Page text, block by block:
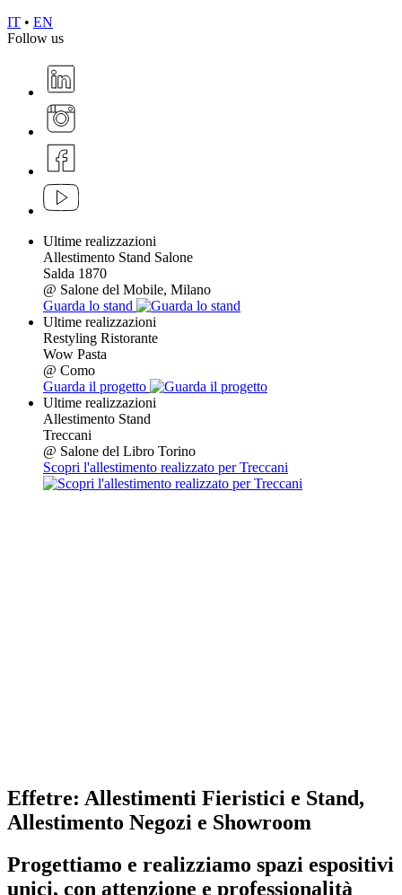
IT • EN
Follow us
Ultime realizzazioni
Allestimento Stand Salone
Salda 1870
@ Salone del Mobile, Milano
Guarda lo stand
Ultime realizzazioni
Restyling Ristorante
Wow Pasta
@ Como
Guarda il progetto
Ultime realizzazioni
Allestimento Stand
Treccani
@ Salone del Libro Torino
Scopri l'allestimento realizzato per Treccani
Effetre: Allestimenti Fieristici e Stand,
Allestimento Negozi e Showroom
Progettiamo e realizziamo spazi espositivi
unici, con attenzione e professionalità